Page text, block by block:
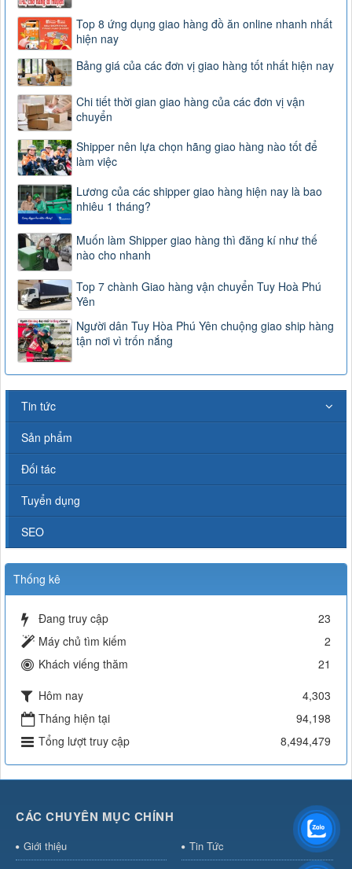
Top 8 ứng dụng giao hàng đồ ăn online nhanh nhất
hiện nay
Bảng giá của các đơn vị giao hàng tốt nhất hiện nay
Chi tiết thời gian giao hàng của các đơn vị vận
chuyển
Shipper nên lựa chọn hãng giao hàng nào tốt để
làm việc
Lương của các shipper giao hàng hiện nay là bao
nhiêu 1 tháng?
Muốn làm Shipper giao hàng thì đăng kí như thế
nào cho nhanh
Top 7 chành Giao hàng vận chuyển Tuy Hoà Phú
Yên
Người dân Tuy Hòa Phú Yên chuộng giao ship hàng
tận nơi vì trốn nắng
Tin tức
Sản phẩm
Đối tác
Tuyển dụng
SEO
Thống kê
Đang truy cập
23
Máy chủ tìm kiếm
2
Khách viếng thăm
21
Hôm nay
4,303
Tháng hiện tại
94,198
Tổng lượt truy cập
8,494,479
CÁC CHUYÊN MỤC CHÍNH
Giới thiệu
Tin Tức